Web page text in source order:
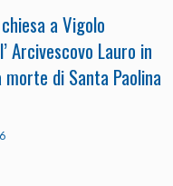
a Vigolo
Arcivescovo Lauro in
morte di Santa Paolina